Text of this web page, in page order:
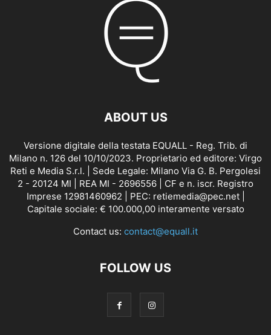
ABOUT US
Versione digitale della testata EQUALL - Reg. Trib. di
Milano n. 126 del 10/10/2023. Proprietario ed editore: Virgo
Reti e Media S.r.l. | Sede Legale: Milano Via G. B. Pergolesi
2 - 20124 MI | REA MI - 2696556 | CF e n. iscr. Registro
Imprese 12981460962 | PEC: retiemedia@pec.net |
Capitale sociale: € 100.000,00 interamente versato
Contact us: contact@equall.it
FOLLOW US